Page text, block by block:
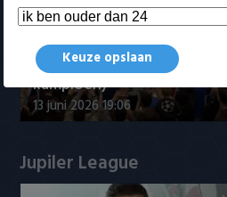
Tigers Roermond - Futsal
Amsterdam 3-0 (Roermond
kampioen)
13 juni 2026 19:06
Jupiler League
Keuze opslaan